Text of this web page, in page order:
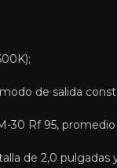
de salida
30 Rf 95, promedio
de 2,0 pulgadas